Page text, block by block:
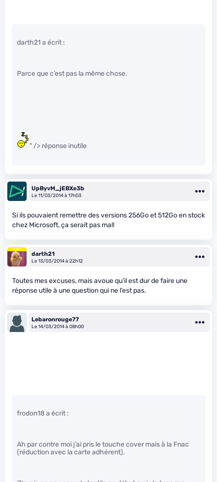
darth21 a écrit :
Parce que c’est pas la même chose.
" /> réponse inutile
UpByvM_jEBXe3b
Le 11/03/2014 à 17h03
Si ils pouvaient remettre des versions 256Go et 512Go en stock
chez Microsoft, ça serait pas mal!
darth21
Le 13/03/2014 à 22h12
Toutes mes excuses, mais avoue qu’il est dur de faire une
réponse utile à une question qui ne l’est pas.
Lebaronrouge77
Le 14/03/2014 à 08h00
frodon18 a écrit :
Ah par contre moi j’ai pris le touche cover mais à la Fnac
(réduction avec la carte adhérent).